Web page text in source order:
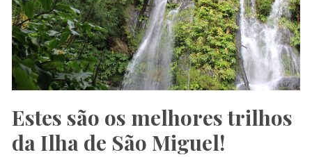
Estes são os melhores trilhos
da Ilha de São Miguel!